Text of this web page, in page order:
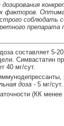
факторов.
соблюдать
препарата
составляет 5-
Симвастатин
40 мг/сут.
доза- 5 мг/сут.
(КК